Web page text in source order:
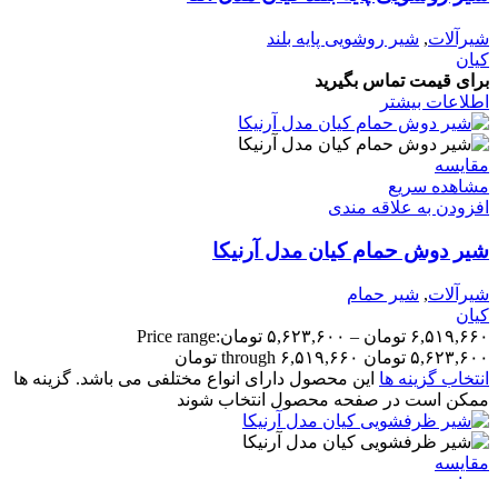
شیرآلات, شیر روشویی پایه بلند
کیان
برای قیمت تماس بگیرید
اطلاعات بیشتر
مقایسه
مشاهده سریع
افزودن به علاقه مندی
شیر دوش حمام کیان مدل آرنیکا
شیرآلات, شیر حمام
کیان
۶,۵۱۹,۶۶۰ تومان – ۵,۶۲۳,۶۰۰ تومانPrice range:
۵,۶۲۳,۶۰۰ تومان through ۶,۵۱۹,۶۶۰ تومان
انتخاب گزینه ها این محصول دارای انواع مختلفی می باشد. گزینه ها
ممکن است در صفحه محصول انتخاب شوند
مقایسه